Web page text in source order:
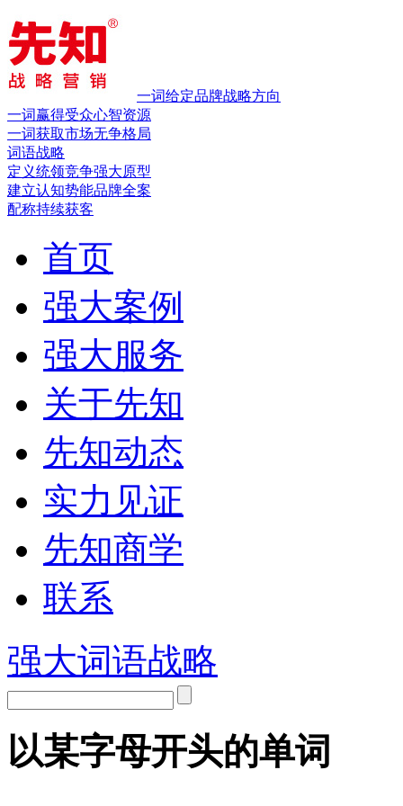
一词给定品牌战略方向
一词赢得受众心智资源
一词获取市场无争格局
词语战略
定义统领竞争强大原型
建立认知势能品牌全案
配称持续获客
首页
强大案例
强大服务
关于先知
先知动态
实力见证
先知商学
联系
强大词语战略
以某字母开头的单词